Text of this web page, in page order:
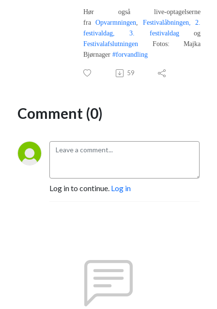
Hør også live-optagelserne
fraOpvarmningen, Festivalåbningen,
2.
festivaldag,3. festivaldagog
Festivalafslutningen Fotos: Majka
Bjørnager #forvandling
59
Comment (0)
Log in to continue. Log in